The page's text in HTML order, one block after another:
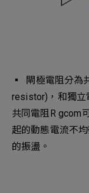
▪︎ 閘極電阻分為
resistor)，和獨立
共同電阻R gcom
起的動態電流不
的振盪。